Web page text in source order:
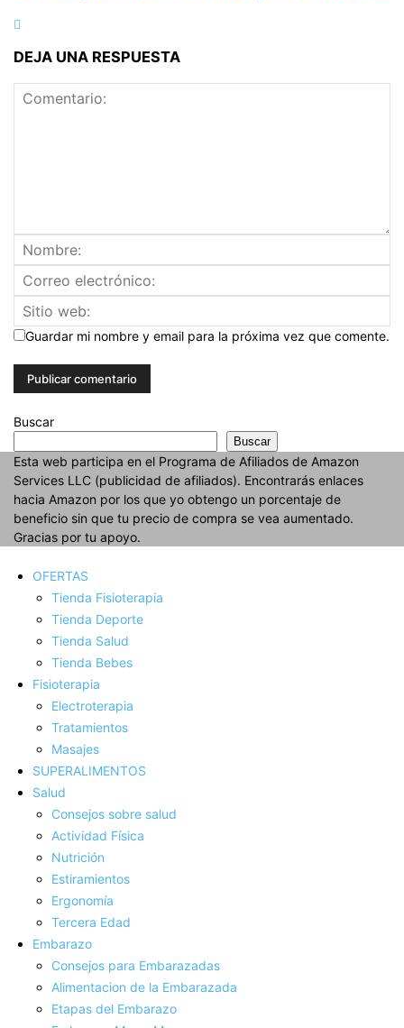
DEJA UNA RESPUESTA
Guardar mi nombre y email para la próxima vez que comente.
Buscar
Buscar
Esta web participa en el Programa de Afiliados de Amazon
Services LLC (publicidad de afiliados). Encontrarás enlaces
hacia Amazon por los que yo obtengo un porcentaje de
beneficio sin que tu precio de compra se vea aumentado.
Gracias por tu apoyo.
OFERTAS
Tienda Fisioterapia
Tienda Deporte
Tienda Salud
Tienda Bebes
Fisioterapia
Electroterapia
Tratamientos
Masajes
SUPERALIMENTOS
Salud
Consejos sobre salud
Actividad Fí­sica
Nutrición
Estiramientos
Ergonomí­a
Tercera Edad
Embarazo
Consejos para Embarazadas
Alimentacion de la Embarazada
Etapas del Embarazo